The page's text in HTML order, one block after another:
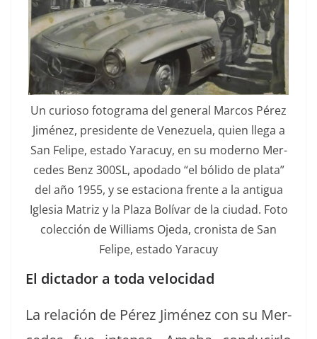
Un curioso fotogra­ma del gen­er­al Mar­cos Pérez
Jiménez, pres­i­dente de Venezuela, quien lle­ga a
San Felipe, esta­do Yaracuy, en su mod­er­no Mer­
cedes Benz 300SL, apo­da­do “el bóli­do de pla­ta”
del año 1955, y se esta­ciona frente a la antigua
Igle­sia Matriz y la Plaza Bolí­var de la ciu­dad. Foto
colec­ción de Williams Oje­da, cro­nista de San
Felipe, esta­do Yaracuy
El dictador a toda velocidad
La relación de Pérez Jiménez con su Mer­